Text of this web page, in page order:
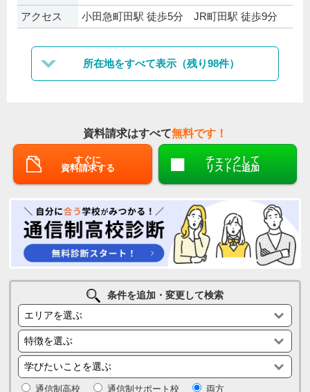
アクセス 小田急町田駅 徒歩5分 JR町田駅 徒歩9分
所在地をすべて表示（残り98件）
資料請求はすべて無料です！
すぐに
資料請求する
チェックして
リストに追加
条件を追加・変更して検索
通信制高校 通信制サポート校 両方